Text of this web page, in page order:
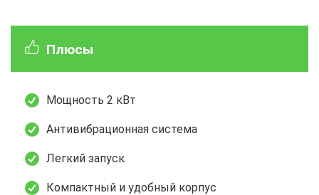
Плюсы
Мощность 2 кВт
Антивибрационная система
Легкий запуск
Компактный и удобный корпус